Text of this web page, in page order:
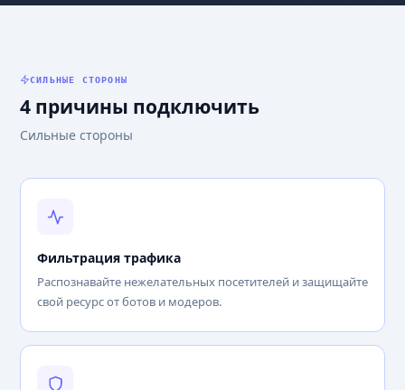
СИЛЬНЫЕ СТОРОНЫ
4 причины подключить
Сильные стороны
Фильтрация трафика
Распознавайте нежелательных посетителей и защищайте
свой ресурс от ботов и модеров.